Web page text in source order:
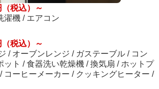
税込）～
濯機 / エアコン
税込）～
/ オーブンレンジ / ガステーブル / コン
ット / 食器洗い乾燥機 / 換気扇 / ホットプ
コーヒーメーカー / クッキングヒーター /